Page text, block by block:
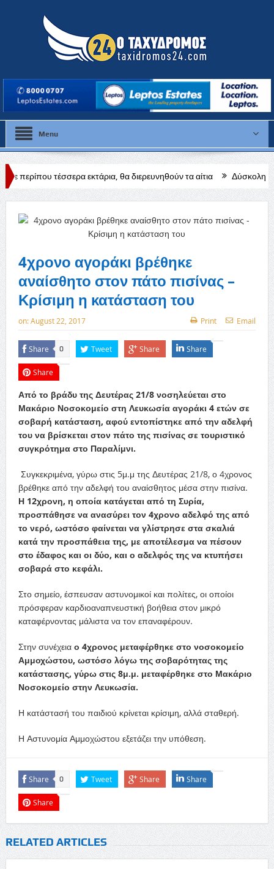
Menu
εκτάρια, θα διερευνηθούν τα αίτια Δύσκολη αποστολή για
4χρονο αγοράκι βρέθηκε
αναίσθητο στον πάτο πισίνας –
Κρίσιμη η κατάσταση του
on:August 22, 2017 Print Email
Share 0 Tweet Share Share
Share
Από το βράδυ της Δευτέρας 21/8 νοσηλεύεται στο
Μακάριο Νοσοκομείο στη Λευκωσία αγοράκι 4 ετών σε
σοβαρή κατάσταση, αφού εντοπίστηκε από την αδελφή
του να βρίσκεται στον πάτο της πισίνας σε τουριστικό
συγκρότημα στο Παραλίμνι.
Συγκεκριμένα, γύρω στις 5μ.μ της Δευτέρας 21/8, ο 4χρονος
βρέθηκε από την αδελφή του αναίσθητος μέσα στην πισίνα.
Η 12χρονη, η οποία κατάγεται από τη Συρία,
προσπάθησε να ανασύρει τον 4χρονο αδελφό της από
το νερό, ωστόσο φαίνεται να γλίστρησε στα σκαλιά
κατά την προσπάθεια της, με αποτέλεσμα να πέσουν
στο έδαφος και οι δύο, και ο αδελφός της να κτυπήσει
σοβαρά στο κεφάλι.
Στο σημείο, έσπευσαν αστυνομικοί και πολίτες, οι οποίοι
πρόσφεραν καρδιοαναπνευστική βοήθεια στον μικρό
καταφέρνοντας μάλιστα να τον επαναφέρουν.
Στην συνέχεια ο 4χρονος μεταφέρθηκε στο νοσοκομείο
Αμμοχώστου, ωστόσο λόγω της σοβαρότητας της
κατάστασης, γύρω στις 8μ.μ. μεταφέρθηκε στο Μακάριο
Νοσοκομείο στην Λευκωσία.
Η κατάστασή του παιδιού κρίνεται κρίσιμη, αλλά σταθερή.
Η Αστυνομία Αμμοχώστου εξετάζει την υπόθεση.
Share 0 Tweet Share Share
Share
RELATED ARTICLES